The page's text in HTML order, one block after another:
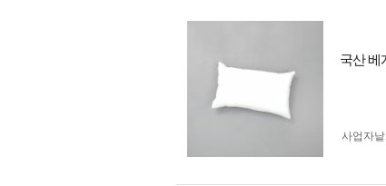
국산 베
사업자